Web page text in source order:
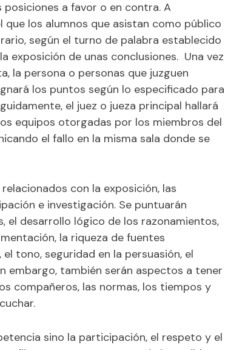
a favor o en contra. A
los alumnos que asistan como público
según el turno de palabra establecido
exposición de unas conclusiones. Una vez
la persona o personas que juzguen
los puntos según lo especificado para
el juez o jueza principal hallará
equipos otorgadas por los miembros del
el fallo en la misma sala donde se
con la exposición, las
e investigación. Se puntuarán
el desarrollo lógico de los razonamientos,
la riqueza de fuentes
tono, seguridad en la persuasión, el
embargo, también serán aspectos a tener
compañeros, las normas, los tiempos y
sino la participación, el respeto y el